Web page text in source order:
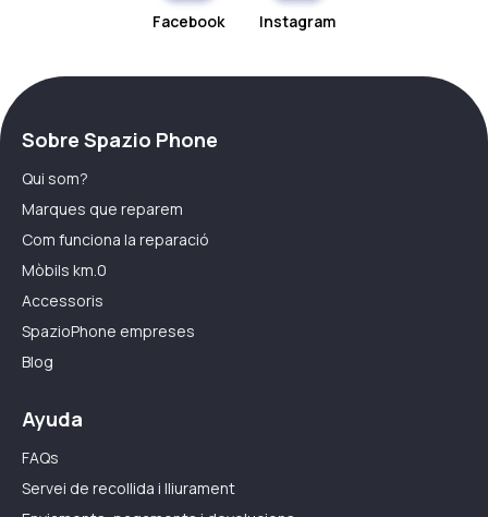
Facebook Instagram
Sobre Spazio Phone
Qui som?
Marques que reparem
Com funciona la reparació
Mòbils km.0
Accessoris
SpazioPhone empreses
Blog
Ayuda
FAQs
Servei de recollida i lliurament